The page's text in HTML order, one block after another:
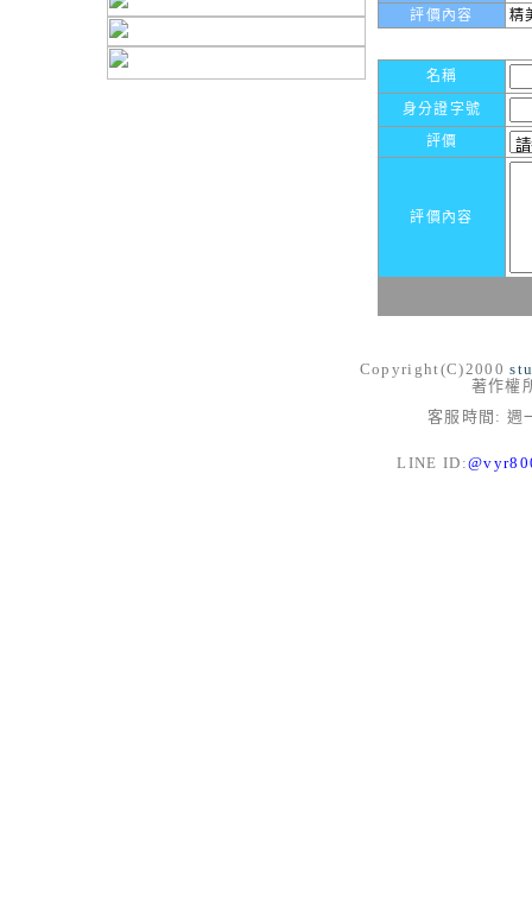
評價內容
精
名稱
身分證字號
評價
評價內容
Copyright(C)2000
著作權
客服時間: 週
LINE ID: